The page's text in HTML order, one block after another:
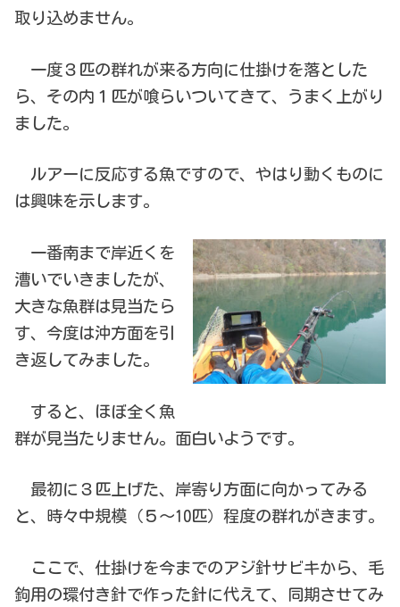
取り込めません。
一度３匹の群れが来る方向に仕掛けを落とした
ら、その内１匹が喰らいついてきて、うまく上がり
ました。
ルアーに反応する魚ですので、やはり動くものに
は興味を示します。
一番南まで岸近くを
漕いでいきましたが、
大きな魚群は見当たら
す、今度は沖方面を引
き返してみました。
すると、ほぼ全く魚
群が見当たりません。面白いようです。
最初に３匹上げた、岸寄り方面に向かってみる
と、時々中規模（５～10匹）程度の群れがきます。
ここで、仕掛けを今までのアジ針サビキから、毛
鉤用の環付き針で作った針に代えて、同期させてみ